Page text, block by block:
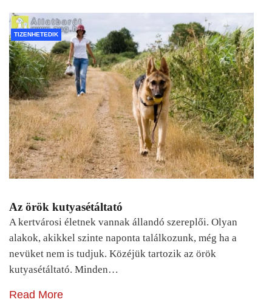
TIZENHETEDIK
Az örök kutyasétáltató
A kertvárosi életnek vannak állandó szereplői. Olyan
alakok, akikkel szinte naponta találkozunk, még ha a
nevüket nem is tudjuk. Közéjük tartozik az örök
kutyasétáltató. Minden…
Read More